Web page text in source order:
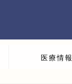
医療情報